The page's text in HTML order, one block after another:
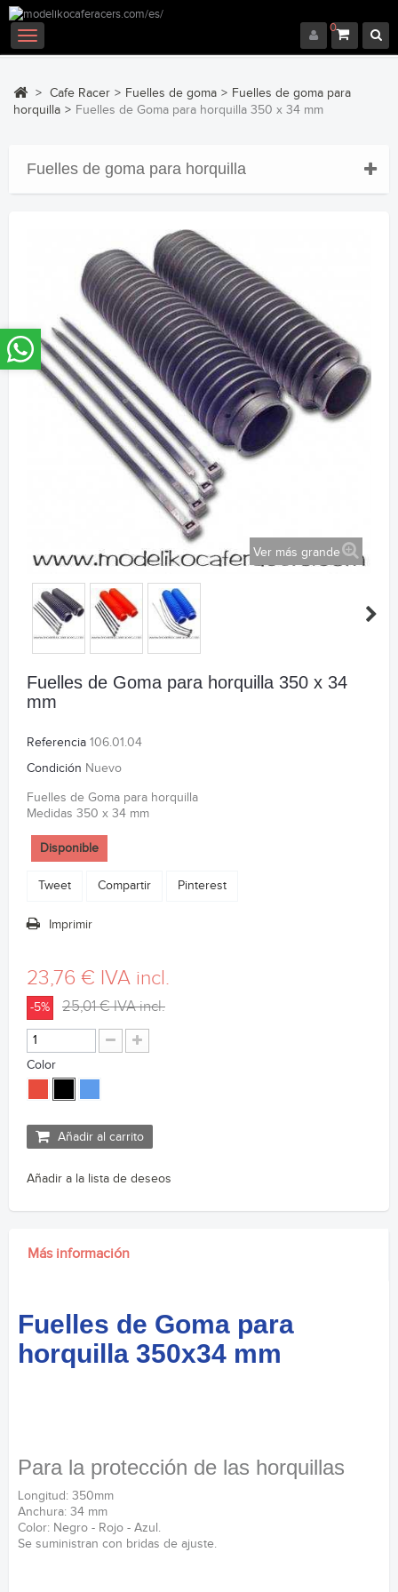
0
Navegación
Toggle
> Cafe Racer > Fuelles de goma > Fuelles de goma para
horquilla > Fuelles de Goma para horquilla 350 x 34 mm
Fuelles de goma para horquilla
Ver más grande
Fuelles de Goma para horquilla 350 x 34
mm
Referencia 106.01.04
Condición Nuevo
Fuelles de Goma para horquilla
Medidas 350 x 34 mm
Disponible
Tweet Compartir Pinterest
Imprimir
23,76 € IVA incl.
-5% 25,01 €IVA incl.
Color
Añadir al carrito
Añadir a la lista de deseos
Más información
Fuelles de Goma para
horquilla 350x34 mm
Para la protección de las horquillas
Longitud: 350mm
Anchura: 34 mm
Color: Negro - Rojo - Azul.
Se suministran con bridas de ajuste.